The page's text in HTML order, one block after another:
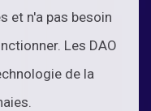
et n'a pas besoin
Les DAO
de la